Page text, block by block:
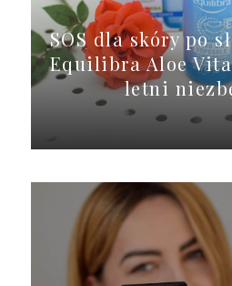
SOS dla skóry po
Equilibra Aloe
letni